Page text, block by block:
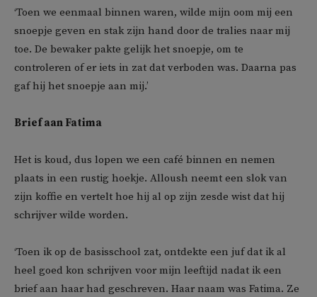
‘Toen we eenmaal binnen waren, wilde mijn oom mij een
snoepje geven en stak zijn hand door de tralies naar mij
toe. De bewaker pakte gelijk het snoepje, om te
controleren of er iets in zat dat verboden was. Daarna pas
gaf hij het snoepje aan mij.’
Brief aan Fatima
Het is koud, dus lopen we een café binnen en nemen
plaats in een rustig hoekje. Alloush neemt een slok van
zijn koffie en vertelt hoe hij al op zijn zesde wist dat hij
schrijver wilde worden.
‘Toen ik op de basisschool zat, ontdekte een juf dat ik al
heel goed kon schrijven voor mijn leeftijd nadat ik een
brief aan haar had geschreven. Haar naam was Fatima. Ze